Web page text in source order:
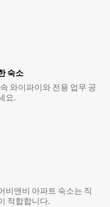
숙소
와이파이와 전용 업무 공
요.
비앤비 아파트 숙소는 직
적합합니다.